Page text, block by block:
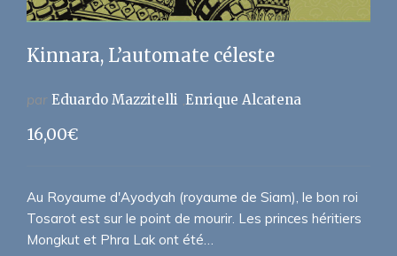
Kinnara, L’automate céleste
par Eduardo Mazzitelli Enrique Alcatena
16,00€
Au Royaume d'Ayodyah (royaume de Siam), le bon roi
Tosarot est sur le point de mourir. Les princes héritiers
Mongkut et Phra Lak ont été…